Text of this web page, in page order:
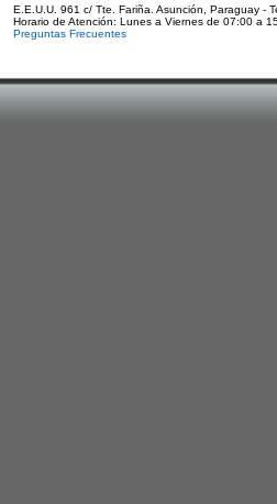
E.E.U.U. 961 c/ Tte. Fariña. Asunción, Paraguay -
Horario de Atención: Lunes a Viernes de 07:00 a
Preguntas Frecuentes